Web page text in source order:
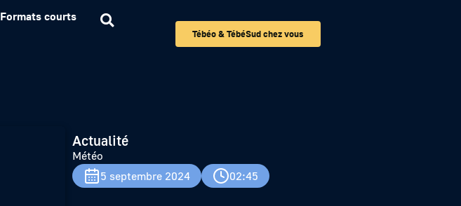
Formats courts
Tébéo & TébéSud chez vous
Actualité
Météo
5 septembre 2024
02:45